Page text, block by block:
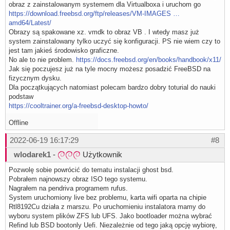
obraz z zainstalowanym systemem dla Virtualboxa i uruchom go
https://download.freebsd.org/ftp/releases/VM-IMAGES …
amd64/Latest/
Obrazy są spakowane xz. vmdk to obraz VB . I wtedy masz już
system zainstalowany tylko uczyć się konfiguracji. PS nie wiem czy to
jest tam jakieś środowisko graficzne.
No ale to nie problem. https://docs.freebsd.org/en/books/handbook/x11/
Jak się poczujesz już na tyle mocny możesz posadzić FreeBSD na
fizycznym dysku.
Dla początkujących natomiast polecam bardzo dobry toturial do nauki
podstaw
https://cooltrainer.org/a-freebsd-desktop-howto/
Offline
#8
2022-06-19 16:17:29
wlodarek1 - Użytkownik
Pozwolę sobie powrócić do tematu instalacji ghost bsd.
Pobrałem najnowszy obraz ISO tego systemu.
Nagrałem na pendriva programem rufus.
System uruchomiony live bez problemu, karta wifi oparta na chipie
Rtl8192Cu działa z marszu. Po uruchomieniu instalatora mamy do
wyboru system plików ZFS lub UFS. Jako bootloader można wybrać
Refind lub BSD bootonly Uefi. Niezależnie od tego jaką opcję wybiorę,